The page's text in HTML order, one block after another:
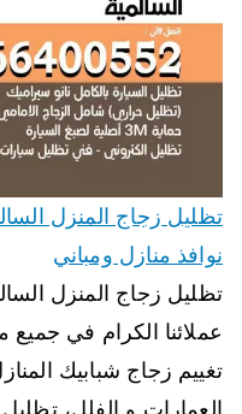
نوافذ منازل ومباني
تظليل زجاج المنزل
عملائنا الكرام في
تغييم زجاج شبابيك